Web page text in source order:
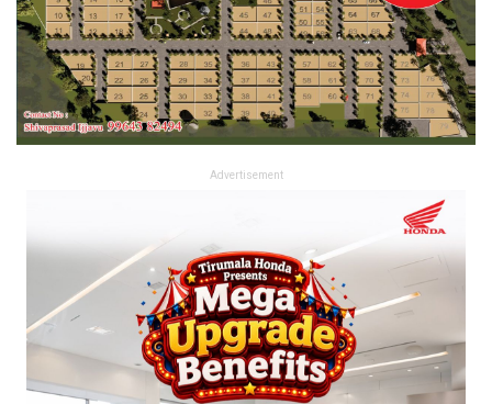
Advertisement